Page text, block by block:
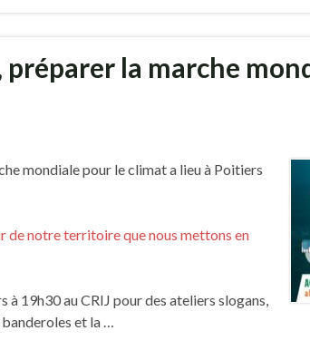
préparer la marche
mondiale pour le climat a lieu à Poitiers
de notre territoire que nous mettons en
à 19h30 au CRIJ pour des ateliers slogans,
et la …